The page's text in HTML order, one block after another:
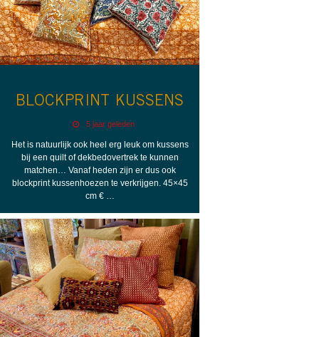
BLOCKPRINT KUSSENS
5 jaar geleden
Het is natuurlijk ook heel erg leuk om kussens
bij een quilt of dekbedovertrek te kunnen
matchen… Vanaf heden zijn er dus ook
blockprint kussenhoezen te verkrijgen. 45×45
cm € …